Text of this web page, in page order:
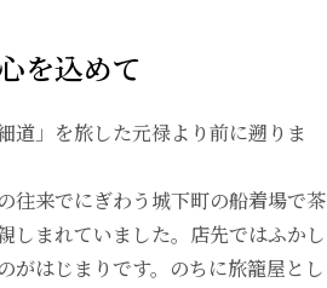
を込めて
道」を旅した元禄より前に遡りま
往来でにぎわう城下町の船着場で茶
しまれていました。店先ではふかし
がはじまりです。のちに旅籠屋とし